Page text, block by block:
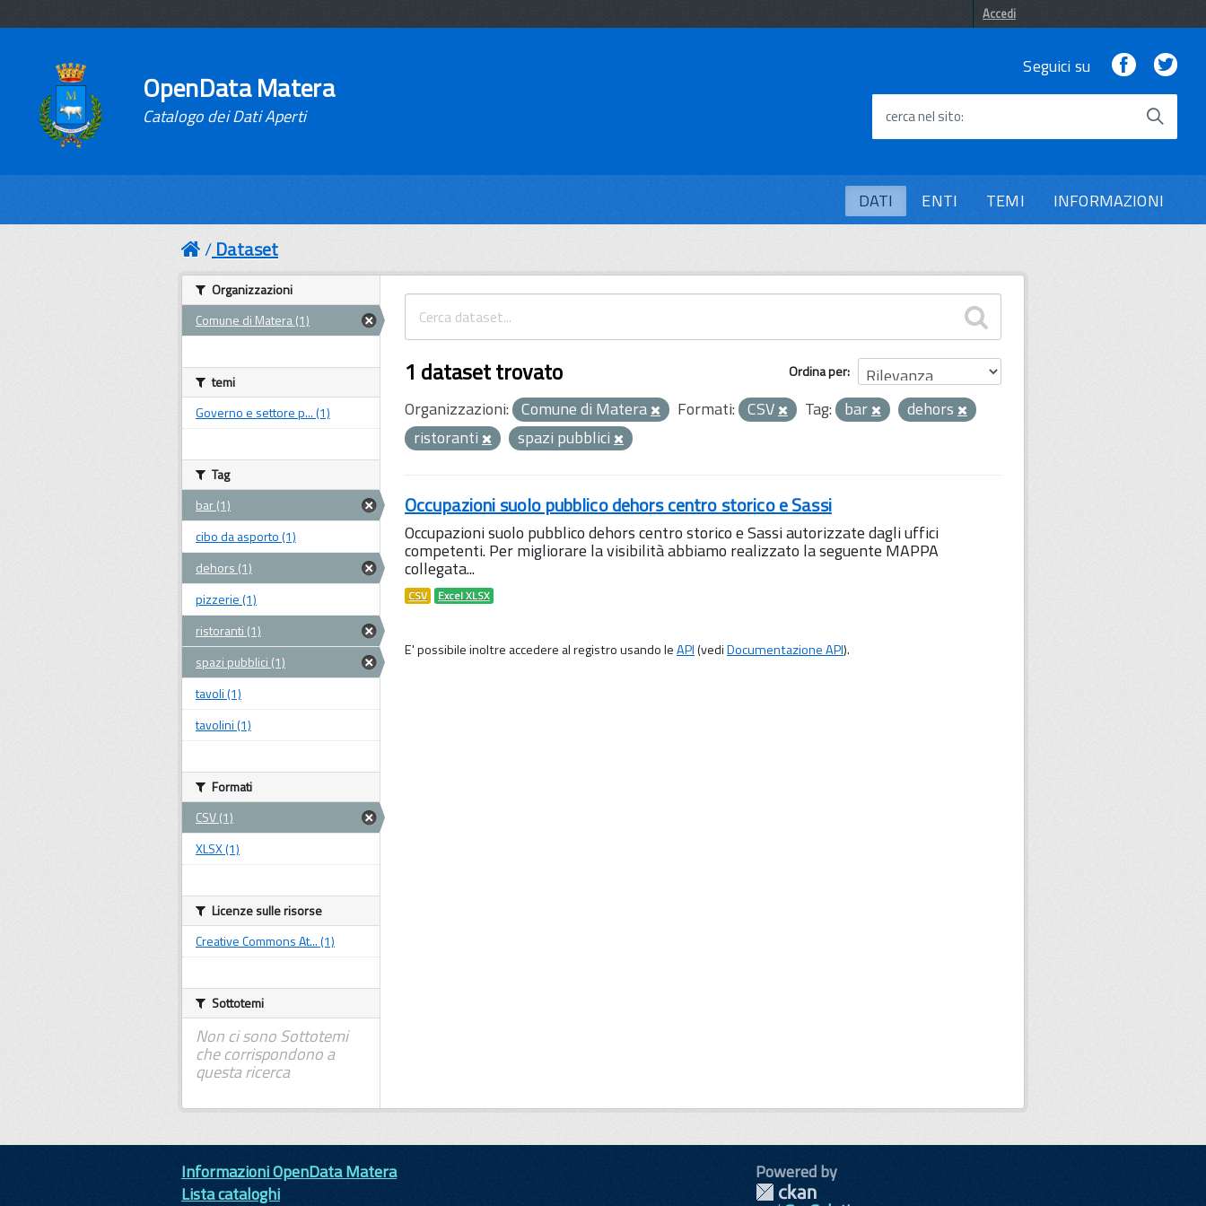
Accedi
OpenData Matera
Catalogo dei Dati Aperti
Seguici su Facebook
cerca nel sito
DATI ENTI TEMI INFORMAZIONI
Dataset
Ordina per
1 dataset trovato
Organizzazioni: Comune di Matera Formati: CSV Tag: bar
dehors
ristoranti
spazi pubblici
Occupazioni suolo pubblico dehors centro storico e Sassi
Occupazioni suolo pubblico dehors centro storico e Sassi autorizzate dagli uffici
competenti. Per migliorare la visibilità abbiamo realizzato la seguente MAPPA
collegata...
CSV Excel XLSX
E' possibile inoltre accedere al registro usando leAPI(vediDocumentazione API).
Organizzazioni
Comune di Matera (1)
temi
Governo e settore p... (1)
Tag
bar (1)
cibo da asporto (1)
dehors (1)
pizzerie (1)
ristoranti (1)
spazi pubblici (1)
tavoli (1)
tavolini (1)
Formati
CSV (1)
XLSX (1)
Licenze sulle risorse
Creative Commons At... (1)
Sottotemi
Non ci sono Sottotemi
che corrispondono a
questa ricerca
Informazioni OpenData Matera
Lista cataloghi
Powered by